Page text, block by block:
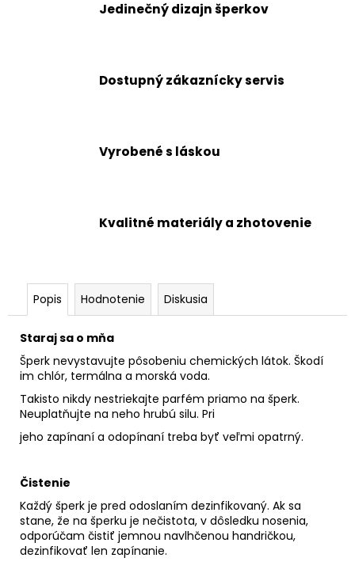
Jedinečný dizajn šperkov
Dostupný zákaznícky servis
Vyrobené s láskou
Kvalitné materiály a zhotovenie
Popis Hodnotenie Diskusia
Staraj sa o mňa
Šperk nevystavujte pôsobeniu chemických látok. Škodí
im chlór, termálna a morská voda.
Takisto nikdy nestriekajte parfém priamo na šperk.
Neuplatňujte na neho hrubú silu. Pri
jeho zapínaní a odopínaní treba byť veľmi opatrný.
Čistenie
Každý šperk je pred odoslaním dezinfikovaný. Ak sa
stane, že na šperku je nečistota, v dôsledku nosenia,
odporúčam čistiť jemnou navlhčenou handričkou,
dezinfikovať len zapínanie.